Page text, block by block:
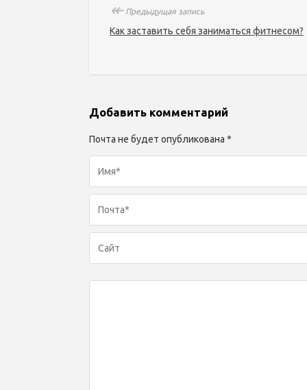
↞Предыдущая запись
Как заставить себя заниматься фитнесом?
Добавить комментарий
Почта не будет опубликована *